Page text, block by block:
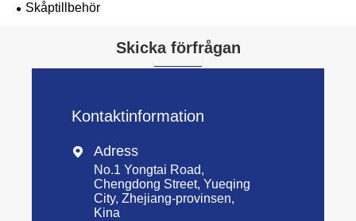
Skåptillbehör
Skicka förfrågan
Kontaktinformation
 Adress
No.1 Yongtai Road,
Chengdong Street, Yueqing
City, Zhejiang-provinsen,
Kina